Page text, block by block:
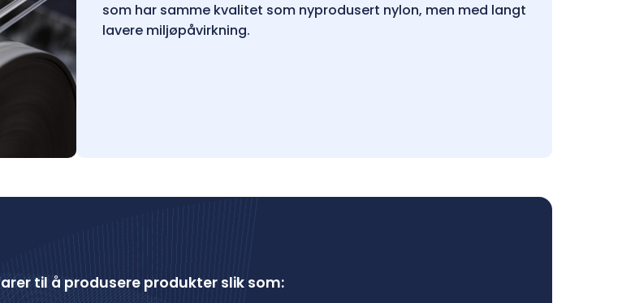
som har samme kvalitet som nyprodusert nylon, men med langt
lavere miljøpåvirkning.
til å produsere produkter slik som: